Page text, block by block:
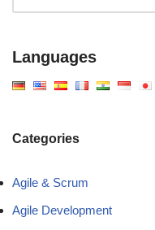
Languages
Categories
Agile & Scrum
Agile Development